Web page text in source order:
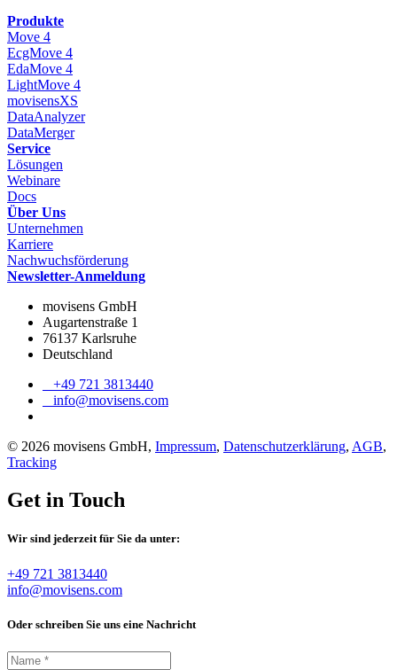
Produkte
Move 4
EcgMove 4
EdaMove 4
LightMove 4
movisensXS
DataAnalyzer
DataMerger
Service
Lösungen
Webinare
Docs
Über Uns
Unternehmen
Karriere
Nachwuchsförderung
Newsletter-Anmeldung
movisens GmbH
Augartenstraße 1
76137 Karlsruhe
Deutschland
+49 721 3813440
info@movisens.com
© 2026 movisens GmbH, Impressum, Datenschutzerklärung, AGB,
Tracking
Get in Touch
Wir sind jederzeit für Sie da unter:
+49 721 3813440
info@movisens.com
Oder schreiben Sie uns eine Nachricht